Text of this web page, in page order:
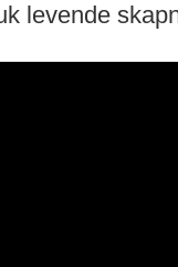
levende